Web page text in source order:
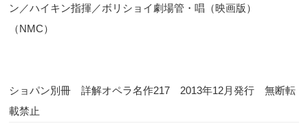
ン／ハイキン指揮／ボリショイ劇場管・唱（映画版）
（NMC）
ショパン別冊 詳解オペラ名作217 2013年12月発行 無断転
載禁止